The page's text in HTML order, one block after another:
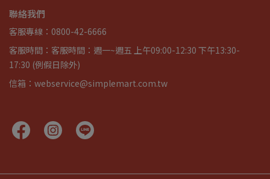
聯絡我們
客服專線：0800-42-6666
客服時間：客服時間：週一~週五 上午09:00-12:30 下午13:30-
17:30 (例假日除外)
信箱：webservice@simplemart.com.tw